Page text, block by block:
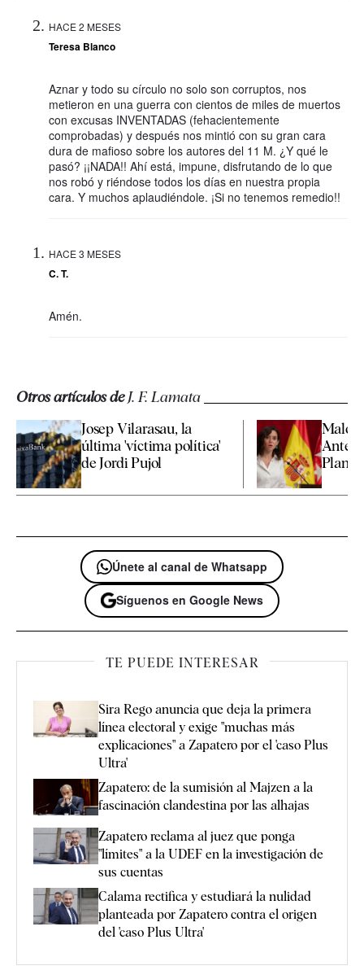
HACE 2 MESES
Teresa Blanco
Aznar y todo su círculo no solo son corruptos, nos
metieron en una guerra con cientos de miles de muertos
con excusas INVENTADAS (fehacientemente
comprobadas) y después nos mintió con su gran cara
dura de mafioso sobre los autores del 11 M. ¿Y qué le
pasó? ¡¡NADA!! Ahí está, impune, disfrutando de lo que
nos robó y riéndose todos los días en nuestra propia
cara. Y muchos aplaudiéndole. ¡Si no tenemos remedio!!
HACE 3 MESES
C. T.
Amén.
Otros artículos deJ. F. Lamata
Josep Vilarasau, la
última 'víctima política'
de Jordi Pujol
Malos
Únete al canal de Whatsapp
Síguenos en Google News
TE PUEDE INTERESAR
Sira Rego anuncia que deja la primera
línea electoral y exige "muchas más
explicaciones" a Zapatero por el 'caso Plus
Ultra'
Zapatero: de la sumisión al Majzen a la
fascinación clandestina por las alhajas
Zapatero reclama al juez que ponga
"límites" a la UDEF en la investigación de
sus cuentas
Calama rectifica y estudiará la nulidad
planteada por Zapatero contra el origen
del 'caso Plus Ultra'